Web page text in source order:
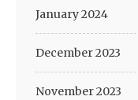
January 2024
December 2023
November 2023